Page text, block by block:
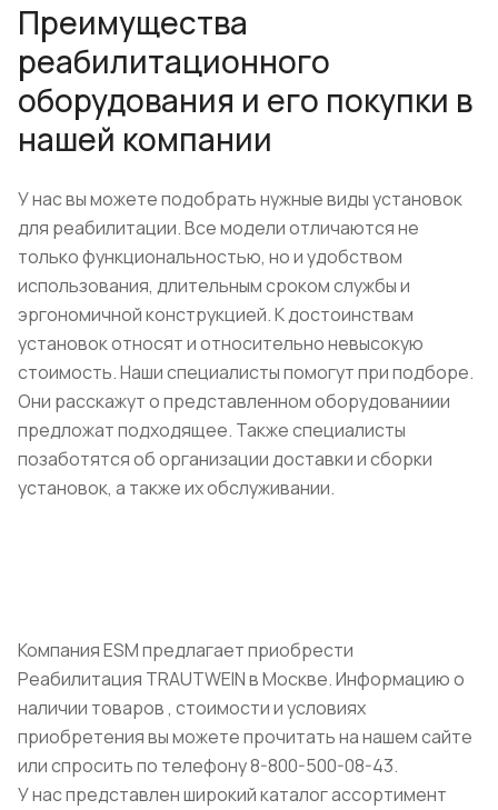
Преимущества
реабилитационного
оборудования и его покупки в
нашей компании
У нас вы можете подобрать нужные виды установок
для реабилитации. Все модели отличаются не
только функциональностью, но и удобством
использования, длительным сроком службы и
эргономичной конструкцией. К достоинствам
установок относят и относительно невысокую
стоимость. Наши специалисты помогут при подборе.
Они расскажут о представленном оборудованиии
предложат подходящее. Также специалисты
позаботятся об организации доставки и сборки
установок, а также их обслуживании.
Компания ESM предлагает приобрести
Реабилитация TRAUTWEIN в Москве. Информацию о
наличии товаров , стоимости и условиях
приобретения вы можете прочитать на нашем сайте
или спросить по телефону 8-800-500-08-43.
У нас представлен широкий каталог ассортимент